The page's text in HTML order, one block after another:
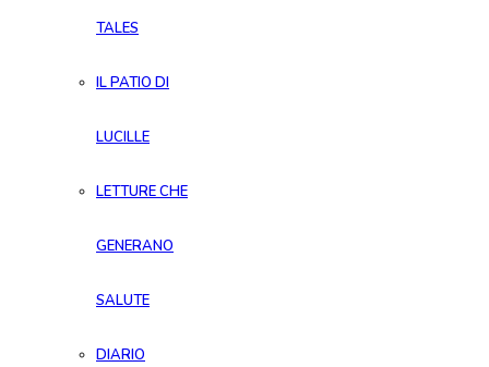
TALES
IL PATIO DI
LUCILLE
LETTURE CHE
GENERANO
SALUTE
DIARIO